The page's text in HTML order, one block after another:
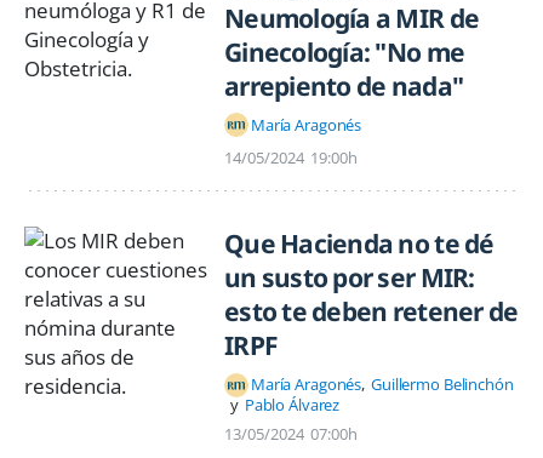
Neumología a MIR de
Ginecología: "No me
arrepiento de nada"
María Aragonés
14/05/2024 19:00h
Que Hacienda no te dé
un susto por ser MIR:
esto te deben retener de
IRPF
María Aragonés Guillermo Belinchón
Pablo Álvarez
13/05/2024 07:00h